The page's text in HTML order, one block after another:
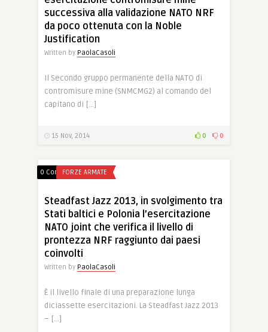
successiva alla validazione NATO NRF
da poco ottenuta con la Noble
Justification
Written by PaolaCasoli
Il Secondo gruppo permanente della NATO di
contromisure mine (SNMCMG2) al comando del
capitano di […]
15 Nov, 2014 0 0
0 CommentsFORZE ARMATE
Steadfast Jazz 2013, in svolgimento tra
Stati baltici e Polonia l’esercitazione
NATO joint che verifica il livello di
prontezza NRF raggiunto dai paesi
coinvolti
Written by PaolaCasoli
È il livello finale di una preparazione lunga
diciassette esercitazioni. La Steadfast Jazz 2013
– […]